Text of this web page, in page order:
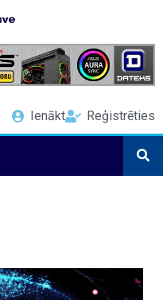
Ienākt Reģistrēties